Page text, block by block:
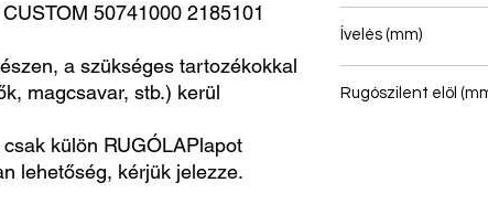
50741000 2185101
a szükséges tartozékokkal
magcsavar, stb.) kerül
külön RUGÓLAPlapot
lehetőség, kérjük jelezze.
Ívelés (mm)
Rugószilent elöl